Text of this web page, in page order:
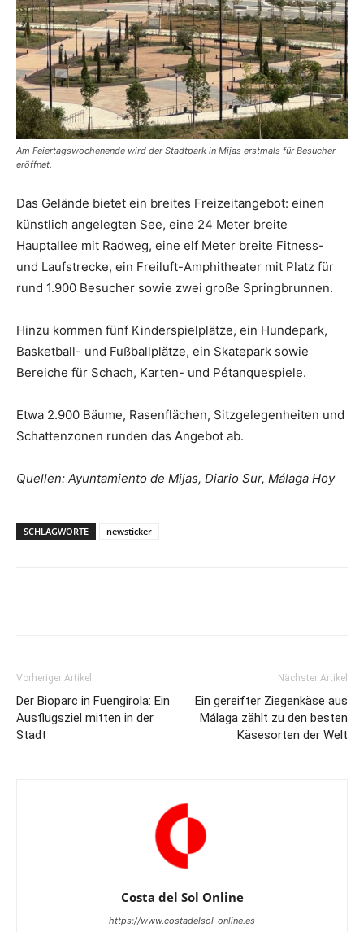
Am Feiertagswochenende wird der Stadtpark in Mijas erstmals für Besucher
eröffnet.
Das Gelände bietet ein breites Freizeitangebot: einen
künstlich angelegten See, eine 24 Meter breite
Hauptallee mit Radweg, eine elf Meter breite Fitness-
und Laufstrecke, ein Freiluft-Amphitheater mit Platz für
rund 1.900 Besucher sowie zwei große Springbrunnen.
Hinzu kommen fünf Kinderspielplätze, ein Hundepark,
Basketball- und Fußballplätze, ein Skatepark sowie
Bereiche für Schach, Karten- und Pétanquespiele.
Etwa 2.900 Bäume, Rasenflächen, Sitzgelegenheiten und
Schattenzonen runden das Angebot ab.
Quellen: Ayuntamiento de Mijas, Diario Sur, Málaga Hoy
SCHLAGWORTE newsticker
Vorheriger Artikel
Der Bioparc in Fuengirola: Ein
Ausflugsziel mitten in der
Stadt
Nächster Artikel
Ein gereifter Ziegenkäse aus
Málaga zählt zu den besten
Käsesorten der Welt
Costa del Sol Online
https://www.costadelsol-online.es